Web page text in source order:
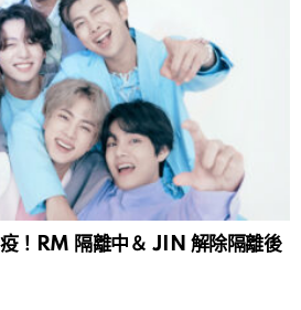
！RM 隔離中＆ JIN 解除隔離後